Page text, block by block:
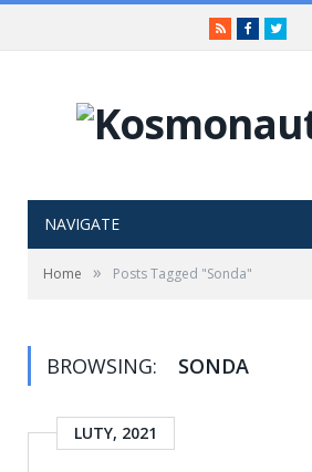
RSSFacebookTwitter
NAVIGATE
Home » Posts Tagged "Sonda"
BROWSING: SONDA
LUTY, 2021